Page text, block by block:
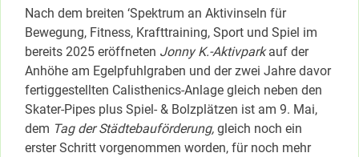
Nach dem breiten ‘Spektrum an Aktivinseln für
Bewegung, Fitness, Krafttraining, Sport und Spiel im
bereits 2025 eröffneten Jonny K.-Aktivparkauf der
Anhöhe am Egelpfuhlgraben und der zwei Jahre davor
fertiggestellten Calisthenics-Anlage gleich neben den
Skater-Pipes plus Spiel- & Bolzplätzen ist am 9. Mai,
dem Tag der Städtebauförderung, gleich noch ein
erster Schritt vorgenommen worden, für noch mehr